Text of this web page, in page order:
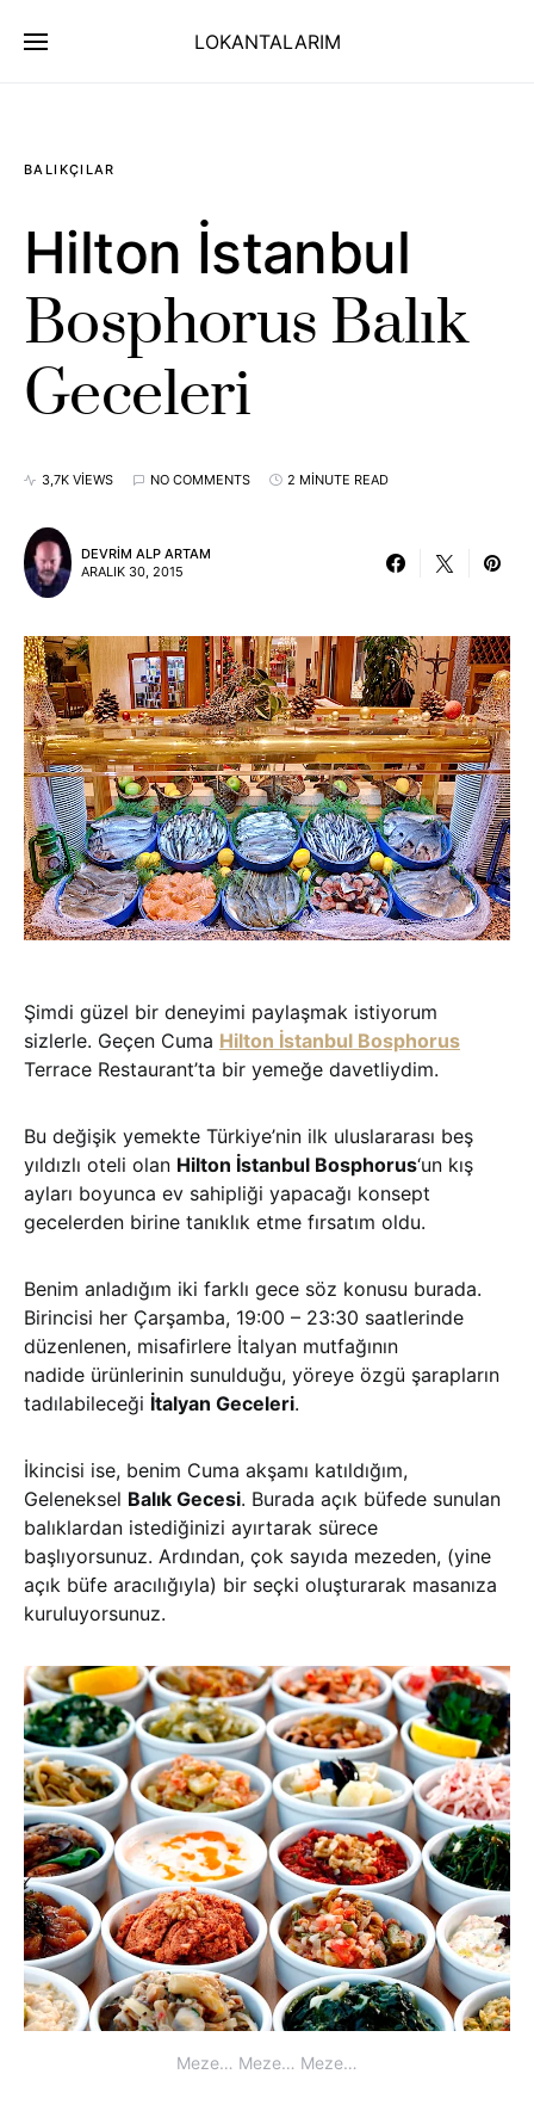
LOKANTALARIM
BALIKÇILAR
Hilton İstanbul
Bosphorus Balık
Geceleri
3,7K VIEWS NO COMMENTS 2 MINUTE READ
DEVRIM ALP ARTAM
ARALIK 30, 2015
Şimdi güzel bir deneyimi paylaşmak istiyorum
sizlerle. Geçen Cuma Hilton İstanbul Bosphorus
Terrace Restaurant’ta bir yemeğe davetliydim.
Bu değişik yemekte Türkiye’nin ilk uluslararası beş
yıldızlı oteli olan Hilton İstanbul Bosphorus‘un kış
ayları boyunca ev sahipliği yapacağı konsept
gecelerden birine tanıklık etme fırsatım oldu.
Benim anladığım iki farklı gece söz konusu burada.
Birincisi her Çarşamba, 19:00 – 23:30 saatlerinde
düzenlenen, misafirlere İtalyan mutfağının
nadide ürünlerinin sunulduğu, yöreye özgü şarapların
tadılabileceği İtalyan Geceleri.
İkincisi ise, benim Cuma akşamı katıldığım,
Geleneksel Balık Gecesi. Burada açık büfede sunulan
balıklardan istediğinizi ayırtarak sürece
başlıyorsunuz. Ardından, çok sayıda mezeden, (yine
açık büfe aracılığıyla) bir seçki oluşturarak masanıza
kuruluyorsunuz.
Meze… Meze… Meze…